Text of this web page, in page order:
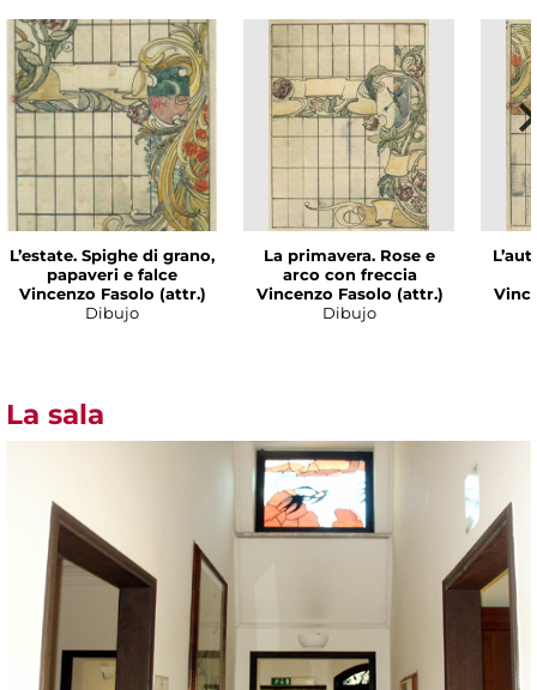
L’estate. Spighe di grano,
papaveri e falce
Vincenzo Fasolo (attr.)
Dibujo
La primavera. Rose e
arco con freccia
Vincenzo Fasolo (attr.)
Dibujo
La sala